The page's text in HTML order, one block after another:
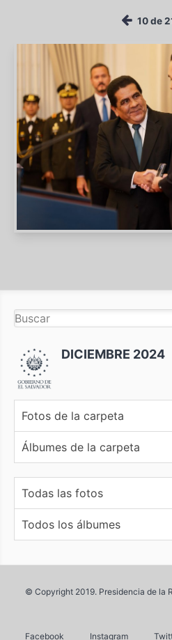
10 de
DICIEMBRE 2024
Fotos de la carpeta
Álbumes de la carpeta
Todas las fotos
Todos los álbumes
© Copyright 2019. Presidencia de la
Facebook Instagram